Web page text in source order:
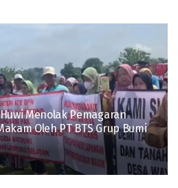
Menolak Pemagaran
Oleh PT BTS Grup Bumi